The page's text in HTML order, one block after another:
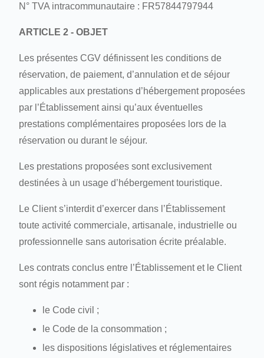
N° TVA intracommunautaire : FR57844797944
ARTICLE 2 - OBJET
Les présentes CGV définissent les conditions de
réservation, de paiement, d’annulation et de séjour
applicables aux prestations d’hébergement proposées
par l’Établissement ainsi qu’aux éventuelles
prestations complémentaires proposées lors de la
réservation ou durant le séjour.
Les prestations proposées sont exclusivement
destinées à un usage d’hébergement touristique.
Le Client s’interdit d’exercer dans l’Établissement
toute activité commerciale, artisanale, industrielle ou
professionnelle sans autorisation écrite préalable.
Les contrats conclus entre l’Établissement et le Client
sont régis notamment par :
le Code civil ;
le Code de la consommation ;
les dispositions législatives et réglementaires